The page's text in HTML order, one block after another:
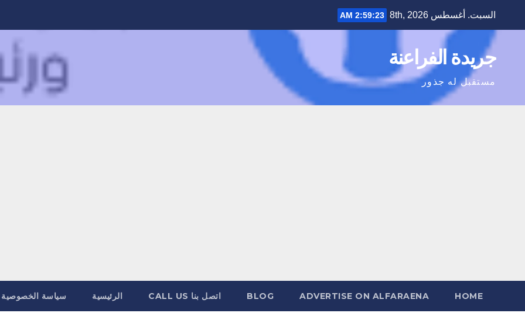
السبت. أغسطس 8th, 2026 2:59:24 AM
جريدة الفراعنة
مستقبل له جذور
HOME
ADVERTISE ON ALFARAENA
BLOG اتصل بنا CALL US الرئيسية سياسة الخصوصية